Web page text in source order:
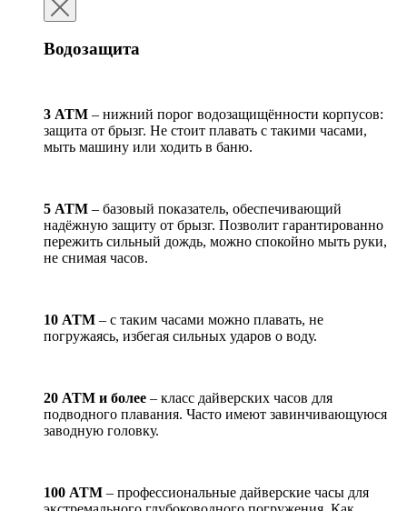
Водозащита
3 АТМ – нижний порог водозащищённости корпусов:
защита от брызг. Не стоит плавать с такими часами,
мыть машину или ходить в баню.
5 АТМ – базовый показатель, обеспечивающий
надёжную защиту от брызг. Позволит гарантированно
пережить сильный дождь, можно спокойно мыть руки,
не снимая часов.
10 АТМ – с таким часами можно плавать, не
погружаясь, избегая сильных ударов о воду.
20 АТМ и более – класс дайверских часов для
подводного плавания. Часто имеют завинчивающуюся
заводную головку.
100 АТМ – профессиональные дайверские часы для